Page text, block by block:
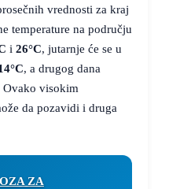
vrednosti za kraj
temperature na području
i 26°C, jutarnje će se u
, a drugog dana
Ovako visokim
da pozavidi i druga
ZA